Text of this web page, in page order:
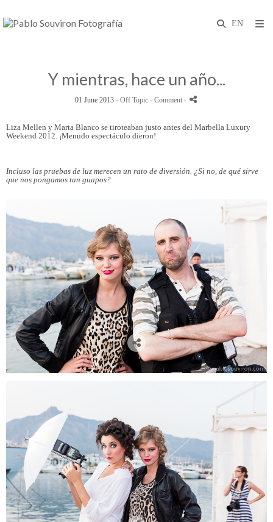
Y mientras, hace un año...
01 June 2013 - Off Topic - Comment -
Liza Mellen y Marta Blanco se tiroteaban justo antes del Marbella Luxury
Weekend 2012. ¡Menudo espectáculo dieron!
Incluso las pruebas de luz merecen un rato de diversión. ¿Si no, de qué sirve
que nos pongamos tan guapos?